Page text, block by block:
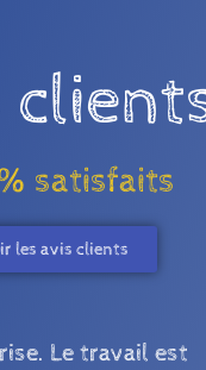
satisfaits
les avis clients
Le travail est